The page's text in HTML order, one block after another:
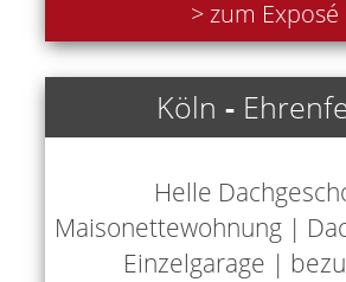
> zum Exposé
Köln -
Helle
Maisonettewohnung |
Einzelgarage |